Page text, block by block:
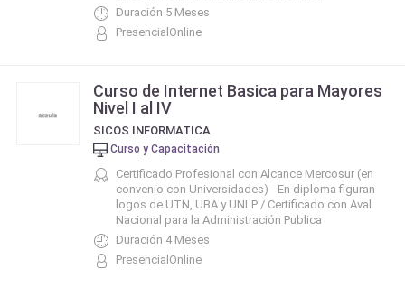
Duración 5 Meses
PresencialOnline
Curso de Internet Basica para Mayores
Nivel I al IV
SICOS INFORMATICA
Curso y Capacitación
Certificado Profesional con Alcance Mercosur (en
convenio con Universidades) - En diploma figuran
logos de UTN, UBA y UNLP / Certificado con Aval
Nacional para la Administración Publica
Duración 4 Meses
PresencialOnline